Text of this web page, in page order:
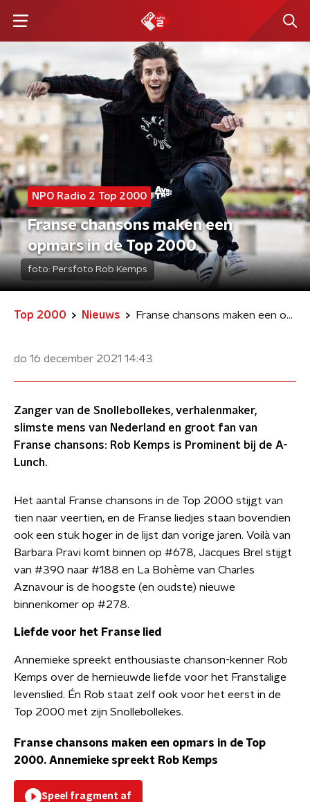
NPO Radio 2 Top 2000
Franse chansons maken een
opmars in de Top 2000
foto: Persfoto Rob Kemps
Top 2000 Nieuws Franse chansons maken een opmars in de Top 2000
do 16 december 2021 14:43
Zanger van de Snollebollekes, verhalenmaker,
slimste mens van Nederland en groot fan van
Franse chansons: Rob Kemps is Prominent bij de A-
Lunch.
Het aantal Franse chansons in de Top 2000 stijgt van
tien naar veertien, en de Franse liedjes staan bovendien
ook een stuk hoger in de lijst dan vorige jaren. Voilà van
Barbara Pravi komt binnen op #678, Jacques Brel stijgt
van #390 naar #188 en La Bohème van Charles
Aznavour is de hoogste (en oudste) nieuwe
binnenkomer op #278.
Liefde voor het Franse lied
Annemieke spreekt enthousiaste chanson-kenner Rob
Kemps over de hernieuwde liefde voor het Franstalige
levenslied. Én Rob staat zelf ook voor het eerst in de
Top 2000 met zijn Snollebollekes.
Franse chansons maken een opmars in de Top
2000. Annemieke spreekt Rob Kemps
Speel fragment af